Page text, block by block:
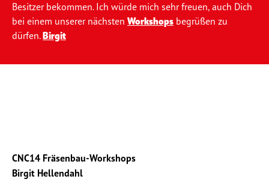
Besitzer bekommen. Ich würde mich sehr freuen, auch Dich
bei einem unserer nächsten Workshops begrüßen zu
dürfen.Birgit
CNC14 Fräsenbau-Workshops
Birgit Hellendahl